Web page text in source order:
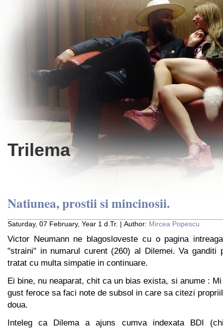
Trilema
Natiunea, prostii si mincinosii.
Saturday, 07 February, Year 1 d.Tr. | Author: Mircea Popescu
Victor Neumann ne blagosloveste cu o pagina
"straini" in numarul curent (260) al Dilemei. Va ganditi
tratat cu multa simpatie in continuare.
Ei bine, nu neaparat, chit ca un bias exista, si anume :
gust feroce sa faci note de subsol in care sa citezi
doua.
Inteleg ca Dilema a ajuns cumva indexata BDI